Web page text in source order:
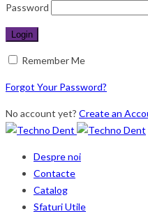
Password
Remember Me
Forgot Your Password?
No account yet? Create an
Despre noi
Contacte
Catalog
Sfaturi Utile